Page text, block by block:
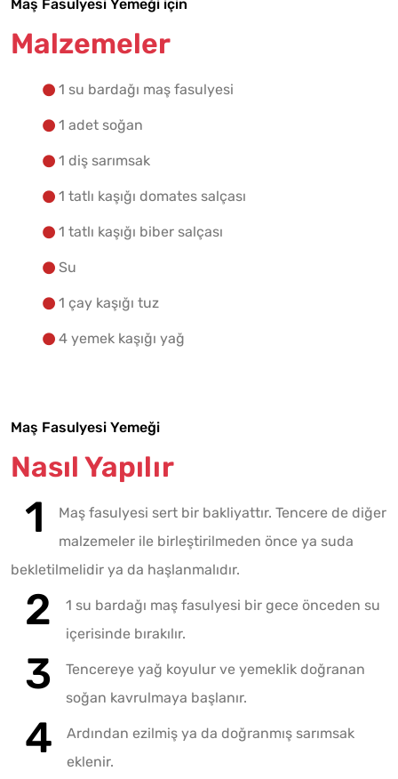
Maş Fasulyesi Yemeği için
Malzemeler
1 su bardağı maş fasulyesi
1 adet soğan
1 diş sarımsak
1 tatlı kaşığı domates salçası
1 tatlı kaşığı biber salçası
Su
1 çay kaşığı tuz
4 yemek kaşığı yağ
Maş Fasulyesi Yemeği
Nasıl Yapılır
Maş fasulyesi sert bir bakliyattır. Tencere de diğer
malzemeler ile birleştirilmeden önce ya suda
bekletilmelidir ya da haşlanmalıdır.
1 su bardağı maş fasulyesi bir gece önceden su
içerisinde bırakılır.
Tencereye yağ koyulur ve yemeklik doğranan
soğan kavrulmaya başlanır.
Ardından ezilmiş ya da doğranmış sarımsak
eklenir.